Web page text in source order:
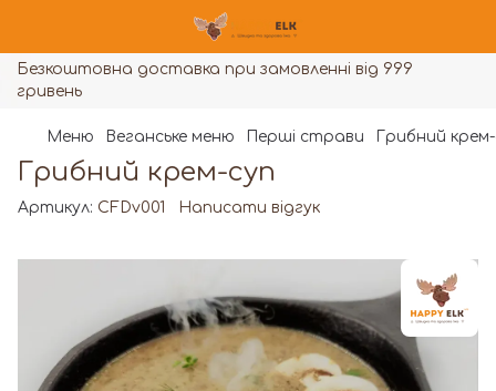
Безкоштовна доставка при замовленні від 999
гривень
Меню Веганське меню Перші страви Грибний
Грибний крем-суп
Артикул: CFDv001 Написати відгук